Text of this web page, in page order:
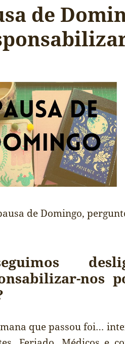
de
de Domingo,
nos
que passou foi…